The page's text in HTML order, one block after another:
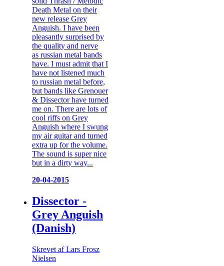
Death Metal on their
new release Grey
Anguish. I have been
pleasantly surprised by
the quality and nerve
as russian metal bands
have. I must admit that I
have not listened much
to russian metal before,
but bands like Grenouer
& Dissector have turned
me on. There are lots of
cool riffs on Grey
Anguish where I swung
my air guitar and turned
extra up for the volume.
The sound is super nice
but in a dirty way...
20-04-2015
Dissector -
Grey Anguish
(Danish)
Skrevet af Lars Frosz
Nielsen